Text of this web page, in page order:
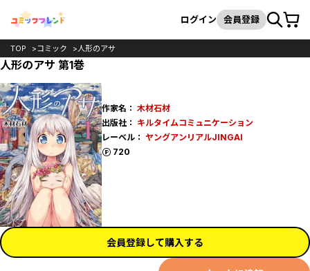
検索
ログイン 会員登録カート
TOP コミック 人形のアサ
人形のアサ 第1巻
作家名： 木材石材
出版社： キルタイムコミュニケーション
レーベル： ヤングアンリアルJINGAI
720
ポイント
会員登録して購入する